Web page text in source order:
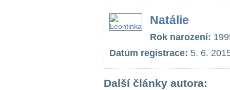
Natálie
Rok narození:
Datum registrace: 5. 6.
Další články autora: